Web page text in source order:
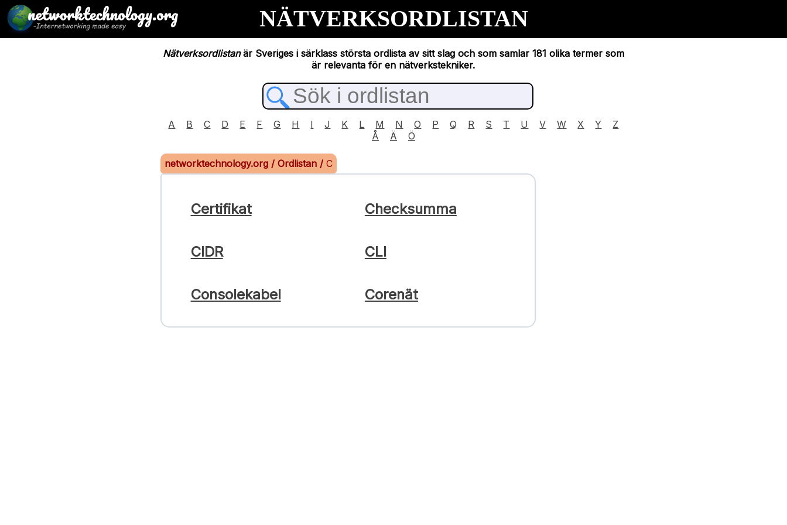
NÄTVERKSORDLISTAN
Nätverksordlistanär Sveriges i särklass största ordlista av sitt slag och som samlar 181 olika termer som
är relevanta för en nätverkstekniker.
A B C D E F G H I J K L M N O P Q R S T U V W X Y
Z
Å
Ä Ö
networktechnology.org / Ordlistan / C
Certifikat Checksumma
CIDR CLI
Consolekabel Corenät